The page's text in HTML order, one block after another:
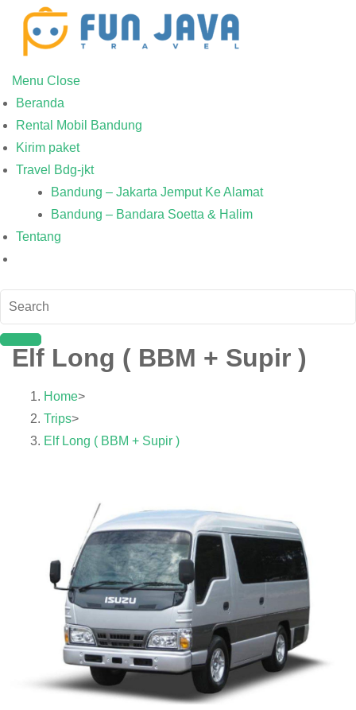
Menu Close
Beranda
Rental Mobil Bandung
Kirim paket
Travel Bdg-jkt
Bandung – Jakarta Jemput Ke Alamat
Bandung – Bandara Soetta & Halim
Tentang
Elf Long ( BBM + Supir )
Home>
Trips>
Elf Long ( BBM + Supir )